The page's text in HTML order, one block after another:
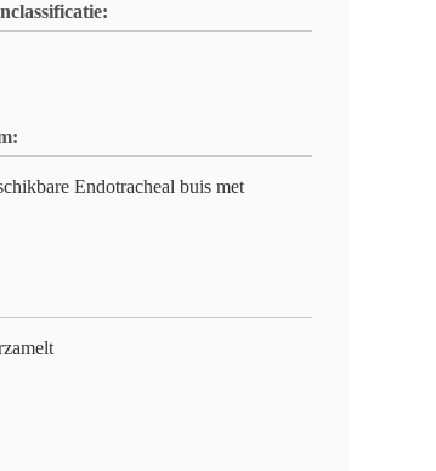
Endotracheal buis met